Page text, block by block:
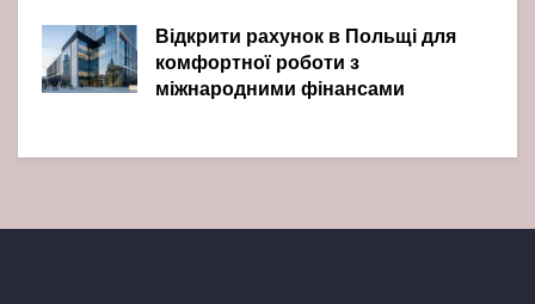
Відкрити рахунок в Польщі для
комфортної роботи з
міжнародними фінансами